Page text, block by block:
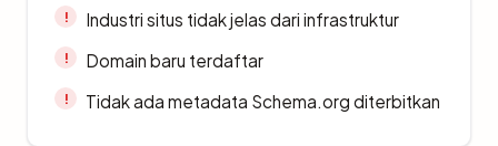
Industri situs tidak jelas dari infrastruktur
Domain baru terdaftar
Tidak ada metadata Schema.org diterbitkan